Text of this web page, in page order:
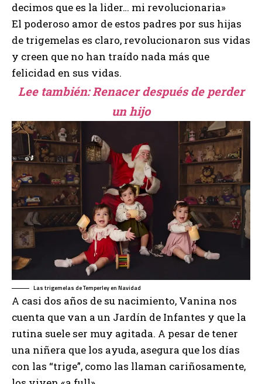
decimos que es la lider… mi revolucionaria»
El poderoso amor de estos padres por sus hijas
de trigemelas es claro, revolucionaron sus vidas
y creen que no han traído nada más que
felicidad en sus vidas.
Lee también:Renacer después de perder
un hijo
Las trigemelas de Temperley en Navidad
A casi dos años de su nacimiento, Vanina nos
cuenta que van a un Jardín de Infantes y que la
rutina suele ser muy agitada. A pesar de tener
una niñera que los ayuda, asegura que los días
con las “trige”, como las llaman cariñosamente,